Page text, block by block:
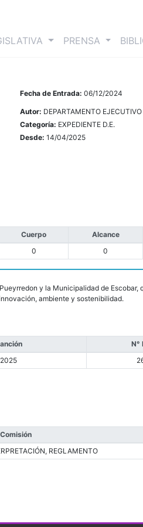
PRENSA
Fecha de Entrada:06/12/2024
Autor: DEPARTAMENTO EJECUTIVO
Categoría: EXPEDIENTE D.E.
Desde:14/04/2025
Cuerpo Alcance
0 0
y la Municipalidad de
ambiente y sostenibilidad.
N°
Comisión
REGLAMENTO